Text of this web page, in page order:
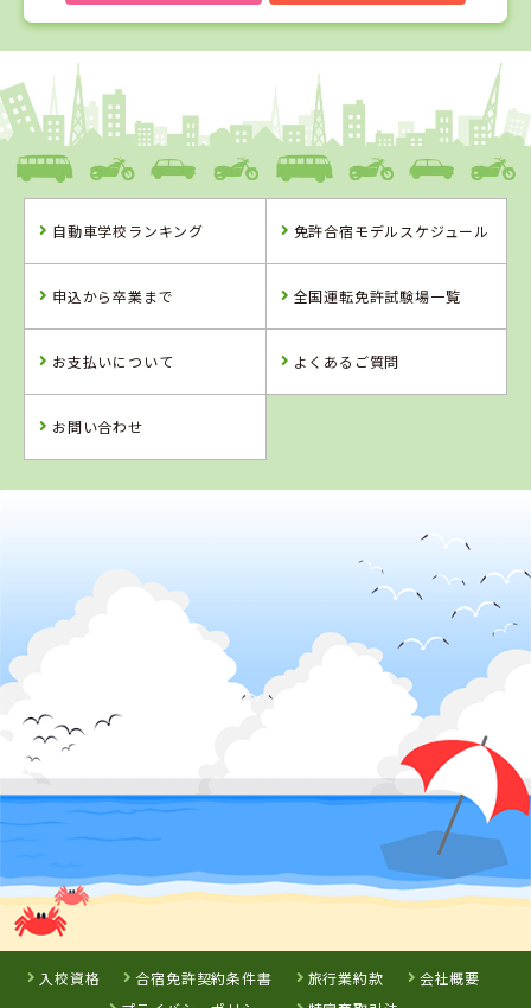
1
福島県
タイヘイドライバーズスクール
詳 細 予 約
詳 細 予 約
3位
苫小牧中野自動車学校
バーズスクール
予 約
車学校
自動車学校ランキング 免許合宿モデルスケジュール
申込から卒業まで 全国運転免許試験場一覧
お支払いについて よくあるご質問
お問い合わせ
入校資格 合宿免許契約条件書 旅行業約款
会社概要